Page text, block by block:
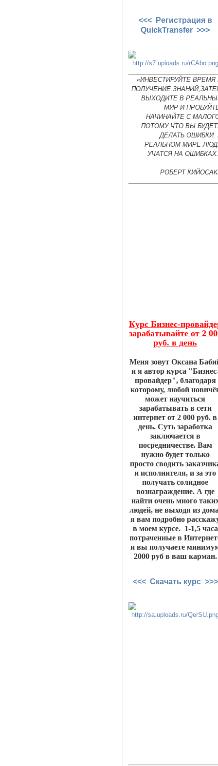
<<< Регистрация в
QuickTransfer >>>
«ИНВЕСТИРУЙТЕ ВРЕМЯ
ПОЛУЧЕНИЕ
ВЫХОДИТЕ В
МИР И
НАЧИНАЙТЕ С
ПОТОМУ ЧТО ВЫ
ДЕЛАТЬ ОШИБКИ.
РЕАЛЬНОМ МИРЕ
УЧАТСЯ НА
РОБЕРТ
Курс Бизнес-
зарабатывайте от 2
руб. в день
Меня зовут Оксана
и я автор курса
провайдер", благодаря
которому, любой
может научиться
зарабатывать в сети
интернет от 2 000 руб. в
день. Суть заработка
заключается в
посредничестве. Вам
нужно будет только
просто сводить
и исполнителя, и за это
получать солидное
вознаграждение. А где
найти очень много
людей, не выходя из
я вам подробно
в моем курсе. 1-1,5 часа
потраченные в
и вы получаете
2000 руб в ваш карман.
<<< Скачать курс >>>